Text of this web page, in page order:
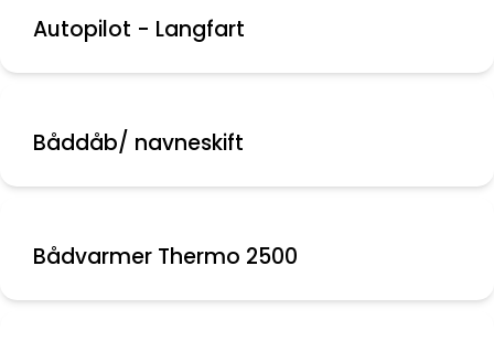
Autopilot - Langfart
Båddåb/ navneskift
Bådvarmer Thermo 2500